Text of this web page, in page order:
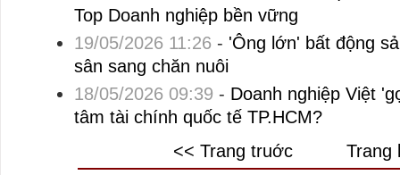
Top Doanh nghiệp bền vững
19/05/2026 11:26 - 'Ông lớn' bất động
sân sang chăn nuôi
18/05/2026 09:39 - Doanh nghiệp Việt
tâm tài chính quốc tế TP.HCM?
<< Trang truớc
Trang